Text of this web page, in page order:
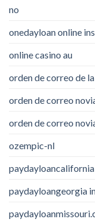
no
onedayloan online
online casino au
orden de correo de
orden de correo
orden de correo
ozempic-nl
paydayloangeorgia